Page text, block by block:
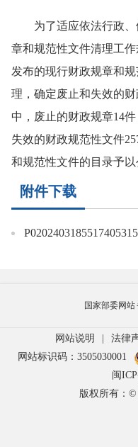
为了适应依法行政
章和规范性文件清理工
发布的现行财政规章和
理，确定废止和失效的
中，废止的财政规章14
失效的财政规范性文件
和规范性文件的目录予以
附件下载
国家部委网站
网站说明 | 法律
网站标识码：3505030001
闽
版权所有：